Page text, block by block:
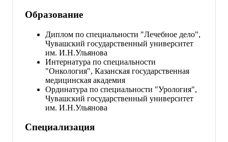
Образование
Диплом по специальности "Лечебное дело",
Чувашский государственный университет
им. И.Н.Ульянова
Интернатура по специальности
"Онкология", Казанская государственная
медицинская академия
Ординатура по специальности "Урология",
Чувашский государственный университет
им. И.Н.Ульянова
Специализация